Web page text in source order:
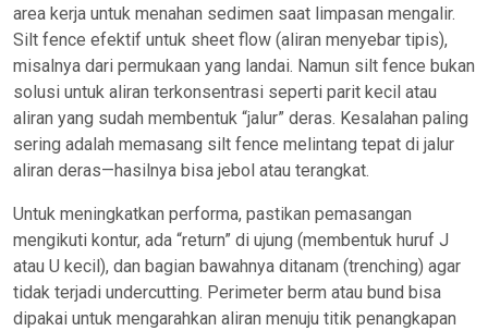
area kerja untuk menahan sedimen saat limpasan mengalir.
Silt fence efektif untuk sheet flow (aliran menyebar tipis),
misalnya dari permukaan yang landai. Namun silt fence bukan
solusi untuk aliran terkonsentrasi seperti parit kecil atau
aliran yang sudah membentuk “jalur” deras. Kesalahan paling
sering adalah memasang silt fence melintang tepat di jalur
aliran deras—hasilnya bisa jebol atau terangkat.
Untuk meningkatkan performa, pastikan pemasangan
mengikuti kontur, ada “return” di ujung (membentuk huruf J
atau U kecil), dan bagian bawahnya ditanam (trenching) agar
tidak terjadi undercutting. Perimeter berm atau bund bisa
dipakai untuk mengarahkan aliran menuju titik penangkapan